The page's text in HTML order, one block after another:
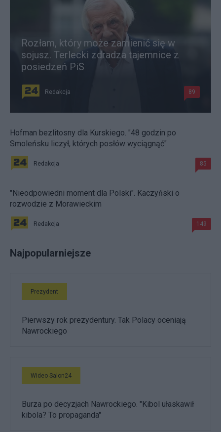
Rozłam, który może zamienić się w
sojusz. Terlecki zdradza tajemnice z
posiedzeń PiS
Redakcja 89
Hofman bezlitosny dla Kurskiego. "48 godzin po
Smoleńsku liczył, których posłów wyciągnąć"
Redakcja 85
"Nieodpowiedni moment dla Polski". Kaczyński o
rozwodzie z Morawieckim
Redakcja 149
Najpopularniejsze
Prezydent
Pierwszy rok prezydentury. Tak Polacy oceniają
Nawrockiego
Wideo Salon24
Burza po decyzjach Nawrockiego. "Kibol ułaskawił
kibola? To propaganda"